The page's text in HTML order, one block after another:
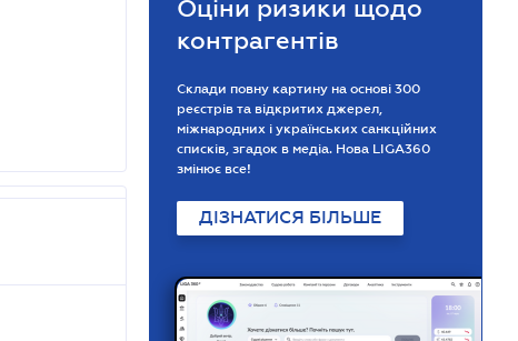
Оціни ризики щодо
контрагентів
Склади повну картину на основі 300
реєстрів та відкритих джерел,
міжнародних і українських санкційних
списків, згадок в медіа. Нова LIGA360
змінює все!
ДІЗНАТИСЯ БІЛЬШЕ